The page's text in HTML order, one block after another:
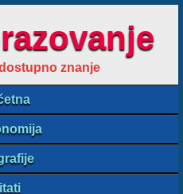
znanje